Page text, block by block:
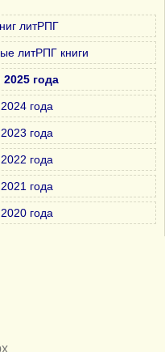
литРПГ
литРПГ книги
года
года
года
года
года
года